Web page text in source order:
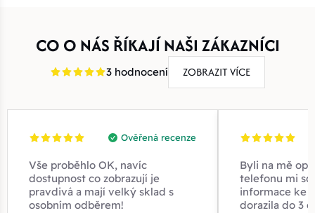
CO O NÁS ŘÍKAJÍ NAŠI ZÁKAZNÍCI
3 hodnocení ZOBRAZIT VÍCE
Ověřená recenze
Vše proběhlo OK, navíc
dostupnost co zobrazují je
pravdivá a mají velký sklad s
osobním odběrem!
Byli na mě
telefonu mi
informace ke
dorazila do 3